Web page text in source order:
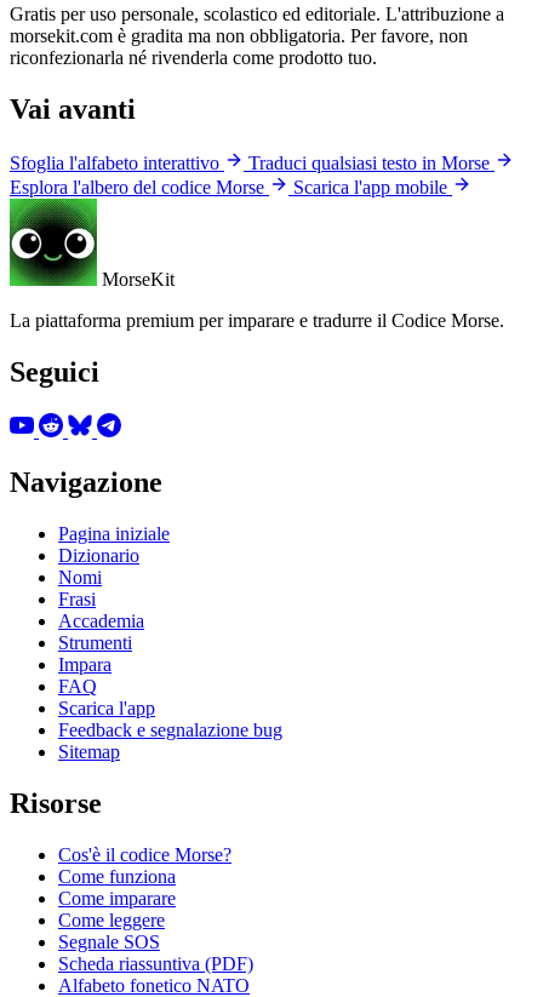
Gratis per uso personale, scolastico ed editoriale. L'attribuzione a
morsekit.com è gradita ma non obbligatoria. Per favore, non
riconfezionarla né rivenderla come prodotto tuo.
Vai avanti
Sfoglia l'alfabeto interattivo
Traduci qualsiasi testo in Morse
Esplora l'albero del codice Morse
Scarica l'app mobile
MorseKit
La piattaforma premium per imparare e tradurre il Codice Morse.
Seguici
Navigazione
Pagina iniziale
Dizionario
Nomi
Frasi
Accademia
Strumenti
Impara
FAQ
Scarica l'app
Feedback e segnalazione bug
Sitemap
Risorse
Cos'è il codice Morse?
Come funziona
Come imparare
Come leggere
Segnale SOS
Scheda riassuntiva (PDF)
Alfabeto fonetico NATO